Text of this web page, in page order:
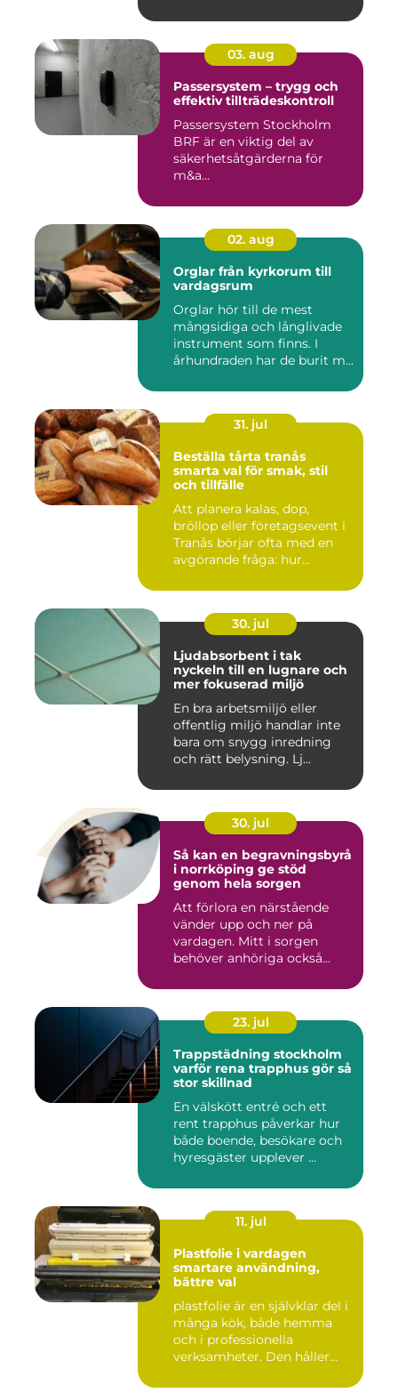
03. aug
Passersystem – trygg och
effektiv tillträdeskontroll
Passersystem Stockholm
BRF är en viktig del av
säkerhetsåtgärderna för
m&a...
02. aug
Orglar från kyrkorum till
vardagsrum
Orglar hör till de mest
mångsidiga och långlivade
instrument som finns. I
århundraden har de burit m...
31. jul
Beställa tårta tranås
smarta val för smak, stil
och tillfälle
Att planera kalas, dop,
bröllop eller företagsevent i
Tranås börjar ofta med en
avgörande fråga: hur...
30. jul
Ljudabsorbent i tak
nyckeln till en lugnare och
mer fokuserad miljö
En bra arbetsmiljö eller
offentlig miljö handlar inte
bara om snygg inredning
och rätt belysning. Lj...
30. jul
Så kan en begravningsbyrå
i norrköping ge stöd
genom hela sorgen
Att förlora en närstående
vänder upp och ner på
vardagen. Mitt i sorgen
behöver anhöriga också
23. jul
Trappstädning stockholm
varför rena trapphus gör så
stor skillnad
En välskött entré och ett
rent trapphus påverkar hur
både boende, besökare och
hyresgäster upplever ...
11. jul
Plastfolie i vardagen
smartare användning,
bättre val
plastfolie är en självklar del i
många kök, både hemma
och i professionella
verksamheter. Den håller...